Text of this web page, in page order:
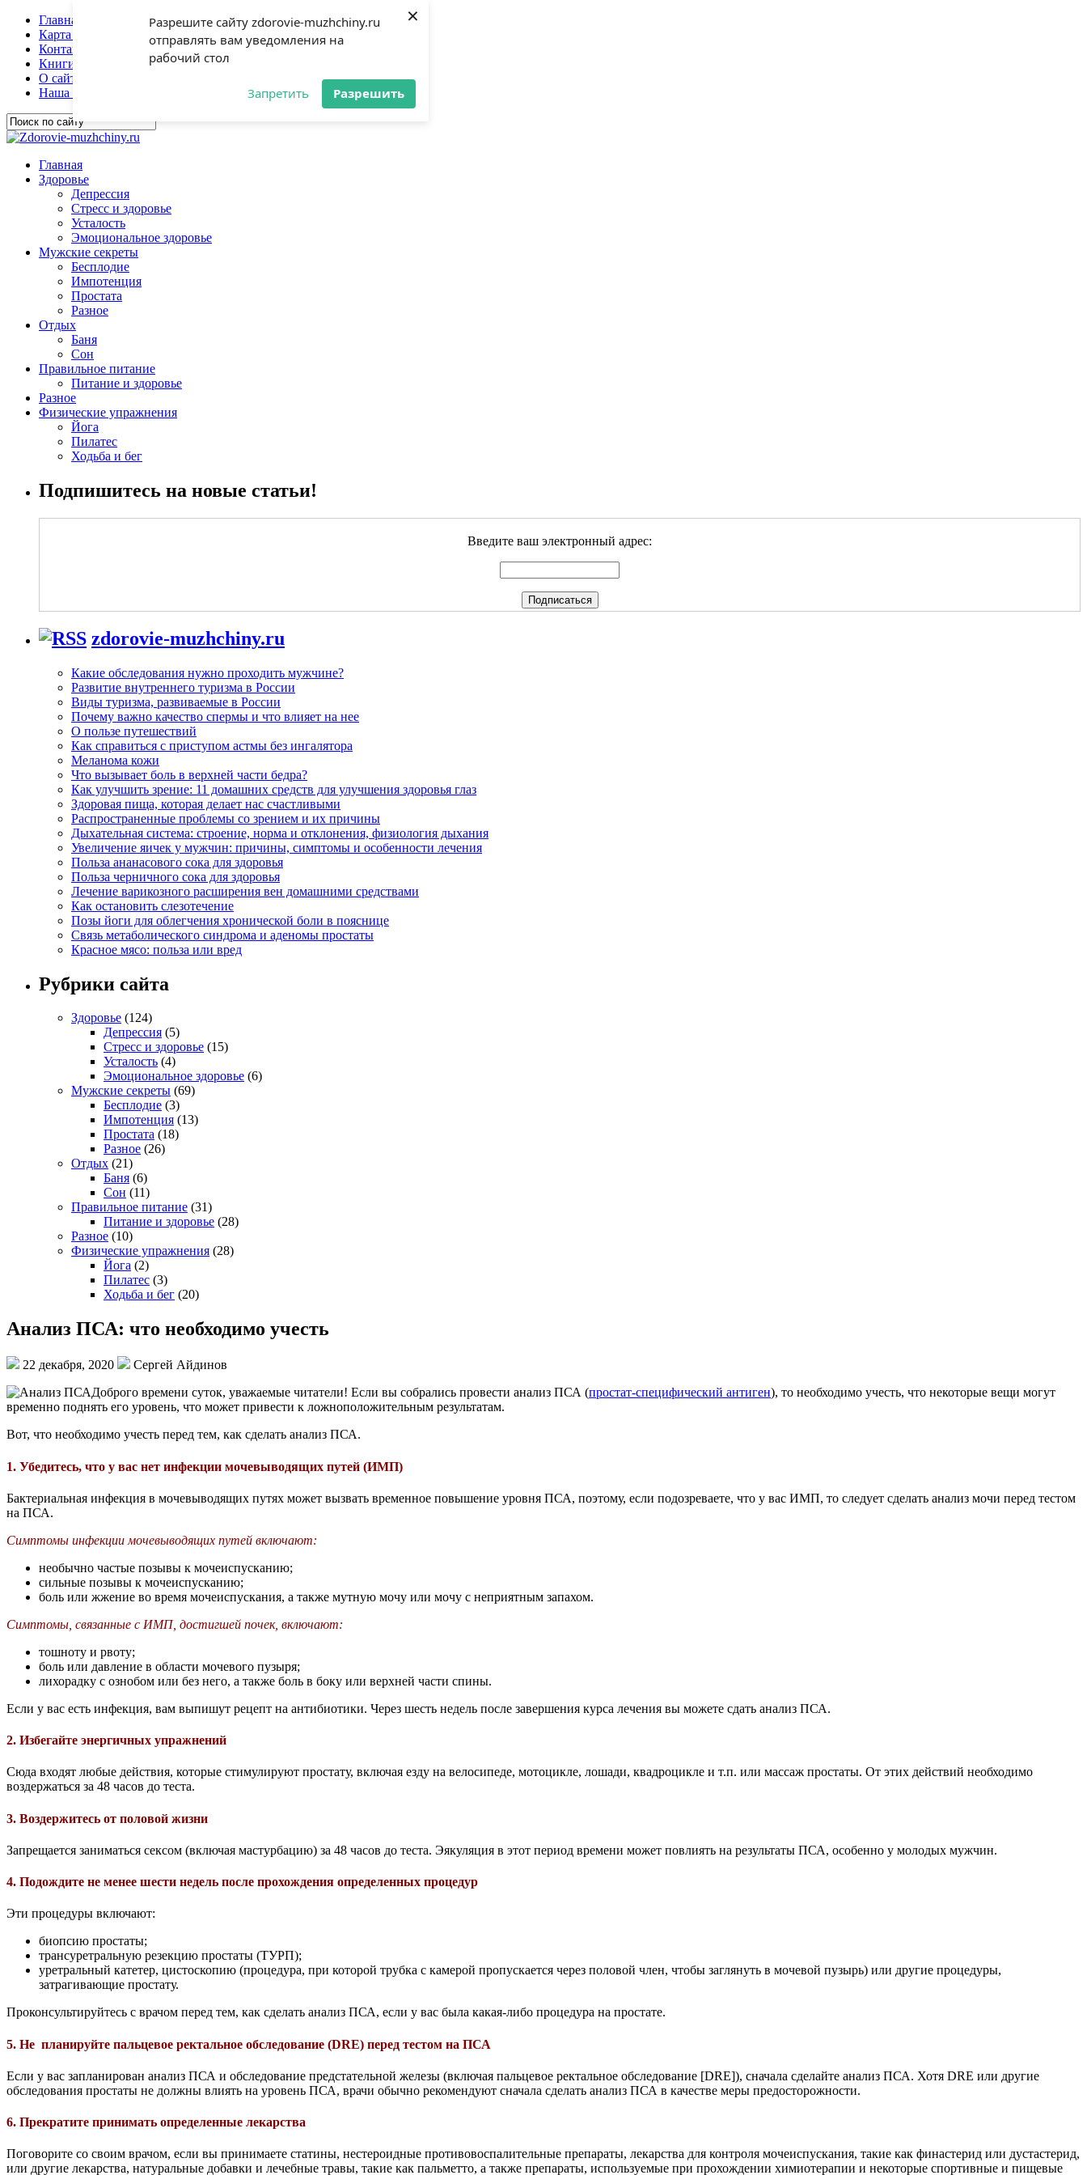
Разрешите сайту zdorovie-muzhchiny.ru
отправлять вам уведомления на
рабочий стол
Запретить Разрешить
×
Главная
Карта сайта
Контакты
Книги
О сайте
Наша гостиная
Главная
Здоровье
Депрессия
Стресс и здоровье
Усталость
Эмоциональное здоровье
Мужские секреты
Бесплодие
Импотенция
Простата
Разное
Отдых
Баня
Сон
Правильное питание
Питание и здоровье
Разное
Физические упражнения
Йога
Пилатес
Ходьба и бег
Подпишитесь на новые статьи!
Введите ваш электронный адрес:
zdorovie-muzhchiny.ru
Какие обследования нужно проходить мужчине?
Развитие внутреннего туризма в России
Виды туризма, развиваемые в России
Почему важно качество спермы и что влияет на нее
О пользе путешествий
Как справиться с приступом астмы без ингалятора
Меланома кожи
Что вызывает боль в верхней части бедра?
Как улучшить зрение: 11 домашних средств для улучшения здоровья глаз
Здоровая пища, которая делает нас счастливыми
Распространенные проблемы со зрением и их причины
Дыхательная система: строение, норма и отклонения, физиология дыхания
Увеличение яичек у мужчин: причины, симптомы и особенности лечения
Польза ананасового сока для здоровья
Польза черничного сока для здоровья
Лечение варикозного расширения вен домашними средствами
Как остановить слезотечение
Позы йоги для облегчения хронической боли в пояснице
Связь метаболического синдрома и аденомы простаты
Красное мясо: польза или вред
Рубрики сайта
Здоровье (124)
Депрессия (5)
Стресс и здоровье (15)
Усталость (4)
Эмоциональное здоровье (6)
Мужские секреты (69)
Бесплодие (3)
Импотенция (13)
Простата (18)
Разное (26)
Отдых (21)
Баня (6)
Сон (11)
Правильное питание (31)
Питание и здоровье (28)
Разное (10)
Физические упражнения (28)
Йога (2)
Пилатес (3)
Ходьба и бег (20)
Анализ ПСА: что необходимо учесть
22 декабря, 2020
Сергей Айдинов
Доброго времени суток, уважаемые читатели! Если вы собрались провести анализ ПСА (простат-специфический антиген), то необходимо учесть, что некоторые вещи могут
временно поднять его уровень, что может привести к ложноположительным результатам.
Вот, что необходимо учесть перед тем, как сделать анализ ПСА.
1. Убедитесь, что у вас нет инфекции мочевыводящих путей (ИМП)
Бактериальная инфекция в мочевыводящих путях может вызвать временное повышение уровня ПСА, поэтому, если подозреваете, что у вас ИМП, то следует сделать анализ мочи перед тестом
на ПСА.
Симптомы инфекции мочевыводящих путей включают:
необычно частые позывы к мочеиспусканию;
сильные позывы к мочеиспусканию;
боль или жжение во время мочеиспускания, а также мутную мочу или мочу с неприятным запахом.
Симптомы, связанные с ИМП, достигшей почек, включают:
тошноту и рвоту;
боль или давление в области мочевого пузыря;
лихорадку с ознобом или без него, а также боль в боку или верхней части спины.
Если у вас есть инфекция, вам выпишут рецепт на антибиотики. Через шесть недель после завершения курса лечения вы можете сдать анализ ПСА.
2. Избегайте энергичных упражнений
Сюда входят любые действия, которые стимулируют простату, включая езду на велосипеде, мотоцикле, лошади, квадроцикле и т.п. или массаж простаты. От этих действий необходимо
воздержаться за 48 часов до теста.
3. Воздержитесь от половой жизни
Запрещается заниматься сексом (включая мастурбацию) за 48 часов до теста. Эякуляция в этот период времени может повлиять на результаты ПСА, особенно у молодых мужчин.
4. Подождите не менее шести недель после прохождения определенных процедур
Эти процедуры включают:
биопсию простаты;
трансуретральную резекцию простаты (ТУРП);
уретральный катетер, цистоскопию (процедура, при которой трубка с камерой пропускается через половой член, чтобы заглянуть в мочевой пузырь) или другие процедуры,
затрагивающие простату.
Проконсультируйтесь с врачом перед тем, как сделать анализ ПСА, если у вас была какая-либо процедура на простате.
5. Не планируйте пальцевое ректальное обследование (DRE) перед тестом на ПСА
Если у вас запланирован анализ ПСА и обследование предстательной железы (включая пальцевое ректальное обследование [DRE]), сначала сделайте анализ ПСА. Хотя DRE или другие
обследования простаты не должны влиять на уровень ПСА, врачи обычно рекомендуют сначала сделать анализ ПСА в качестве меры предосторожности.
6. Прекратите принимать определенные лекарства
Поговорите со своим врачом, если вы принимаете статины, нестероидные противовоспалительные препараты, лекарства для контроля мочеиспускания, такие как финастерид или дустастерид,
или другие лекарства, натуральные добавки и лечебные травы, такие как пальметто, а также препараты, используемые при прохождении химиотерапии и некоторые спортивные и пищевые